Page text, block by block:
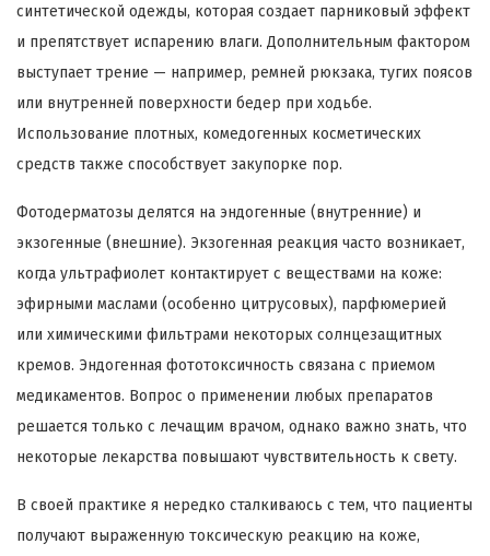
синтетической одежды, которая создает парниковый эффект
и препятствует испарению влаги. Дополнительным фактором
выступает трение — например, ремней рюкзака, тугих поясов
или внутренней поверхности бедер при ходьбе.
Использование плотных, комедогенных косметических
средств также способствует закупорке пор.
Фотодерматозы делятся на эндогенные (внутренние) и
экзогенные (внешние). Экзогенная реакция часто возникает,
когда ультрафиолет контактирует с веществами на коже:
эфирными маслами (особенно цитрусовых), парфюмерией
или химическими фильтрами некоторых солнцезащитных
кремов. Эндогенная фототоксичность связана с приемом
медикаментов. Вопрос о применении любых препаратов
решается только с лечащим врачом, однако важно знать, что
некоторые лекарства повышают чувствительность к свету.
В своей практике я нередко сталкиваюсь с тем, что пациенты
получают выраженную токсическую реакцию на коже,